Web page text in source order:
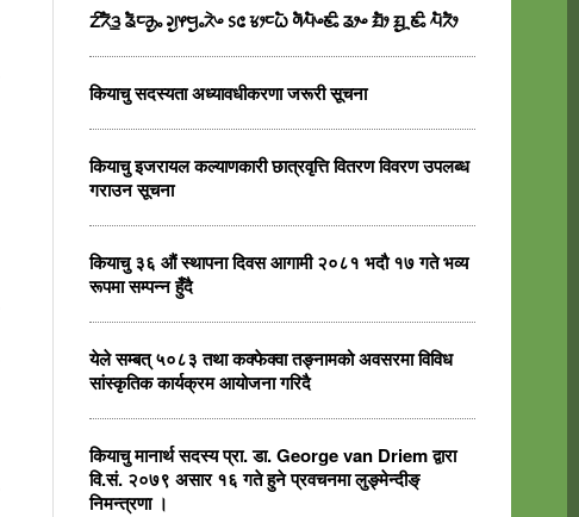
ᤁᤡᤖᤠᤋ᤻ ᤕᤠᤰᤌᤢᤱ ᤆᤢᤶᤗᤢᤱᤖᤧᤴ ᥉᥋ ᤃᤣᤰᤐᤠ ᤛᤠᤘᤠᤴᤇᤡᤱ ᤕᤣᤴ ᤀᤠᤣ ᤀᤢᤳᤇᤡᤱ ᤘᤠᤖᤠᤣ
कियाचु सदस्यता अध्यावधीकरणा जरूरी सूचना
कियाचु इजरायल कल्याणकारी छात्रवृत्ति वितरण विवरण उपलब्ध
गराउन सूचना
कियाचु ३६ औं स्थापना दिवस आगामी २०८१ भदाै १७ गते भव्य
रूपमा सम्पन्न हुँदै
येले सम्बत् ५०८३ तथा कक्फेक्वा तङ्नामको अवसरमा विविध
सांस्कृतिक कार्यक्रम आयोजना गरिदै
कियाचु मानार्थ सदस्य प्रा. डा. George van Driem द्वारा
वि.सं. २०७९ असार १६ गते हुने प्रवचनमा लुङ्मेन्दीङ्
निमन्त्रणा ।